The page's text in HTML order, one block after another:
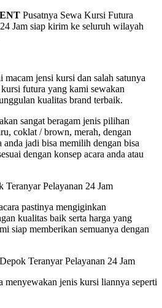
Pusatnya Sewa Kursi Futura
Jam siap kirim ke seluruh wilayah
jensi kursi dan salah satunya
futura yang kami sewakan
kualitas brand terbaik.
sangat beragam jenis pilihan
coklat / brown, merah, dengan
jadi bisa memilih dengan bisa
dengan konsep acara anda atau
pastinya mengiginkan
kualitas baik serta harga yang
siap memberikan semuanya dengan
menyewakan jenis kursi liannya seperti